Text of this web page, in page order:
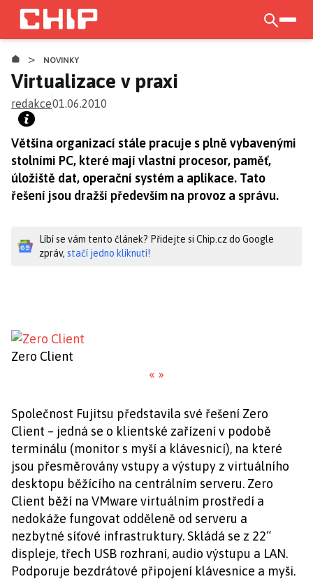
Přejít
hlavnímu
obsahu
> NOVINKY
Virtualizace v praxi
redakce01.06.2010
Většina organizací stále pracuje s plně vybavenými
stolními PC, které mají vlastní procesor, paměť,
úložiště dat, operační systém a aplikace. Tato
řešení jsou dražší především na provoz a správu.
Líbí se vám tento článek? Přidejte si Chip.cz do Google
zpráv, stačí jedno kliknutí!
Zero Client
« »
Společnost Fujitsu představila své řešení Zero
Client – jedná se o klientské zařízení v podobě
terminálu (monitor s myší a klávesnicí), na které
jsou přesměrovány vstupy a výstupy z virtuálního
desktopu běžícího na centrálním serveru. Zero
Client běží na VMware virtuálním prostředí a
nedokáže fungovat odděleně od serveru a
nezbytné síťové infrastruktury. Skládá se z 22“
displeje, třech USB rozhraní, audio výstupu a LAN.
Podporuje bezdrátové připojení klávesnice a myši.